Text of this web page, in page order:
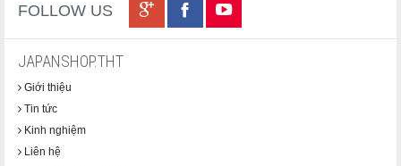
FOLLOW US
JAPANSHOP.THT
Giới thiệu
Tin tức
Kinh nghiệm
Liên hệ